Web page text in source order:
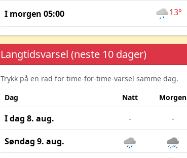
I morgen 05:00 13°
Langtidsvarsel (neste 10 dager)
Trykk på en rad for time-for-time-varsel samme dag.
Dag
Natt Morgen
I dag 8. aug. - -
Søndag 9. aug.